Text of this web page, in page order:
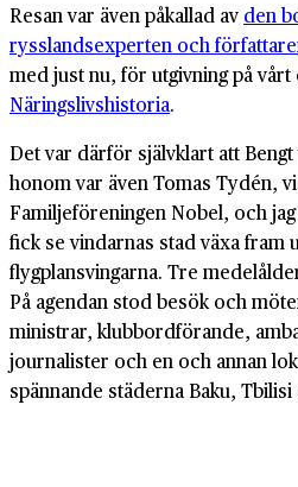
Resan var även påkallad av den
rysslandsexperten och
med just nu, för utgivning på vårt
Näringslivshistoria.
Det var därför självklart att
honom var även Tomas Tydén,
Familjeföreningen Nobel, och
fick se vindarnas stad växa fram
flygplansvingarna. Tre
På agendan stod besök och
ministrar, klubbordförande,
journalister och en och annan
spännande städerna Baku,